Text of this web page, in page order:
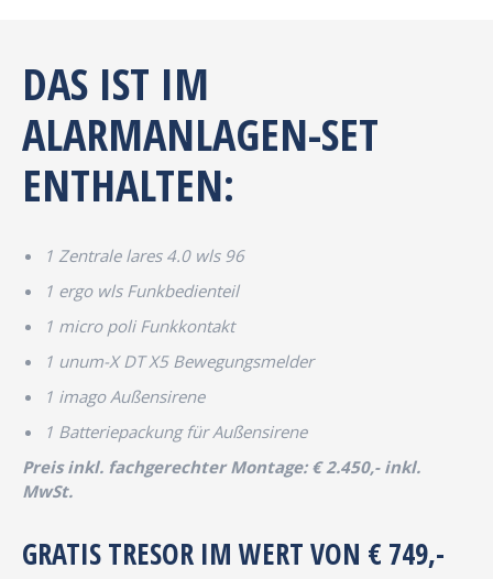
DAS IST IM
ALARMANLAGEN-SET
ENTHALTEN:
1 Zentrale lares 4.0 wls 96
1 ergo wls Funkbedienteil
1 micro poli Funkkontakt
1 unum-X DT X5 Bewegungsmelder
1 imago Außensirene
1 Batteriepackung für Außensirene
Preis inkl. fachgerechter Montage: € 2.450,- inkl.
MwSt.
GRATIS TRESOR IM WERT VON € 749,-